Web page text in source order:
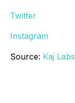
Twitter
Instagram
Source: Kaj Labs